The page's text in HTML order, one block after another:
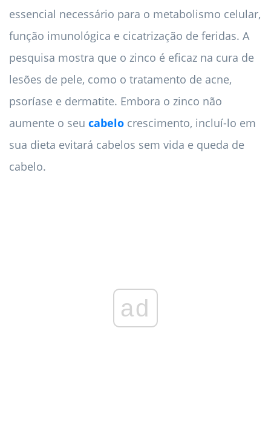
essencial necessário para o metabolismo celular,
função imunológica e cicatrização de feridas. A
pesquisa mostra que o zinco é eficaz na cura de
lesões de pele, como o tratamento de acne,
psoríase e dermatite. Embora o zinco não
aumente o seu cabelo crescimento, incluí-lo em
sua dieta evitará cabelos sem vida e queda de
cabelo.
ad